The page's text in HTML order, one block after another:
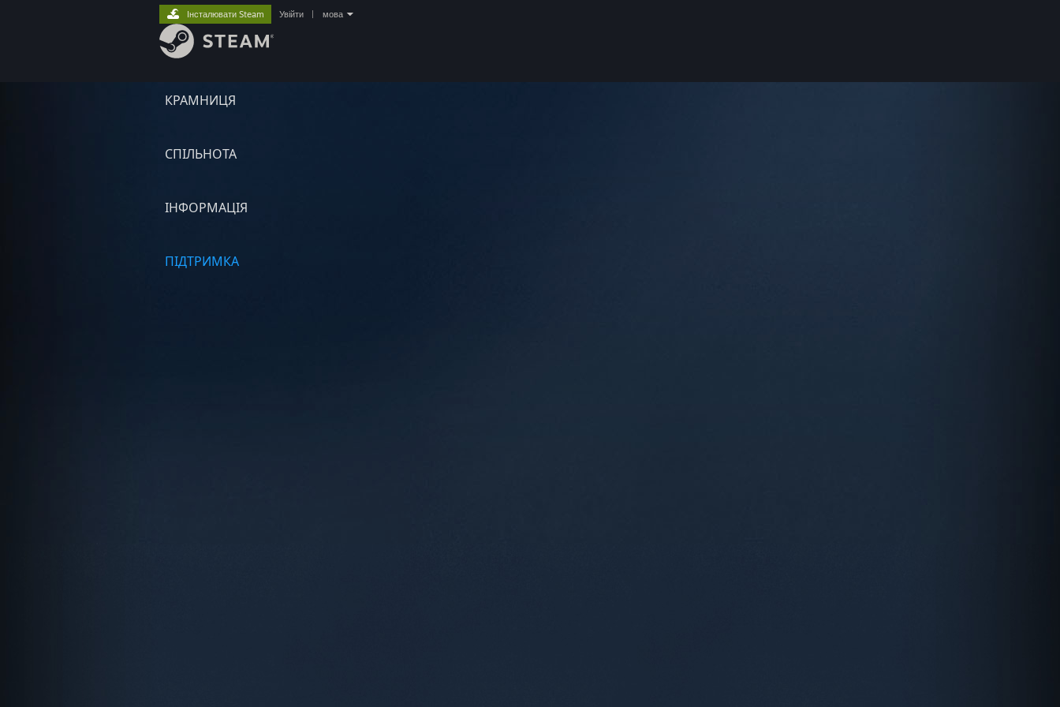
КРАМНИЦЯ
СПІЛЬНОТА
ІНФОРМАЦІЯ
ПІДТРИМКА
Інсталювати Steam Увійти мова